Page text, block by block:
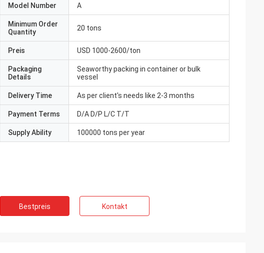
Model Number A
Minimum Order
Quantity
20 tons
Preis USD 1000-2600/ton
Packaging
Details
Seaworthy packing in container or bulk
vessel
Delivery Time As per client's needs like 2-3 months
Payment Terms D/A D/P L/C T/T
Supply Ability 100000 tons per year
Bestpreis Kontakt